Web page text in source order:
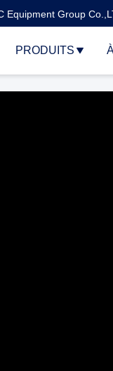
Equipment Group
PRODUITS